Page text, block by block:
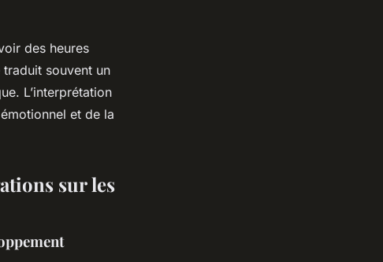
des heures
traduit souvent un
L’interprétation
et de la
sur les